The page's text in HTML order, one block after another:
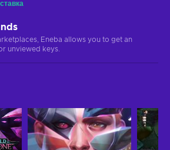
Eneba allows you to get an
unviewed keys.